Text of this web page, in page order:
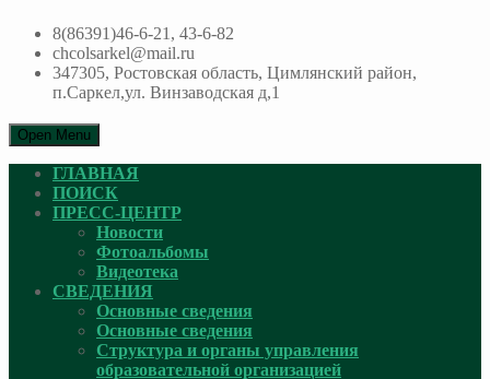
8(86391)46-6-21, 43-6-82
chcolsarkel@mail.ru
347305, Ростовская область, Цимлянский район,
п.Саркел,ул. Винзаводская д,1
Open Menu
ГЛАВНАЯ
ПОИСК
ПРЕСС-ЦЕНТР
Новости
Фотоальбомы
Видеотека
СВЕДЕНИЯ
Основные сведения
Основные сведения
Структура и органы управления
образовательной организацией